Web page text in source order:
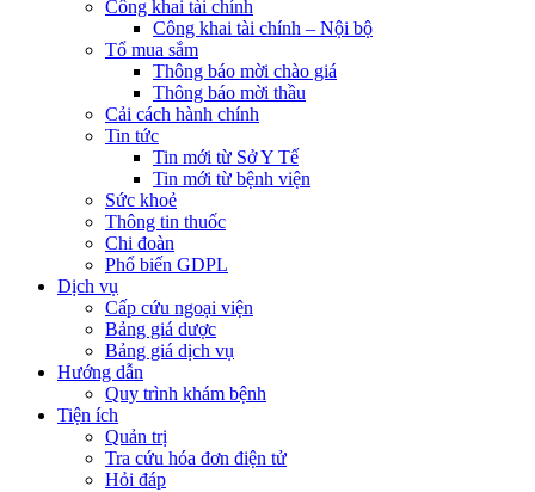
Công khai tài chính
Công khai tài chính – Nội bộ
Tổ mua sắm
Thông báo mời chào giá
Thông báo mời thầu
Cải cách hành chính
Tin tức
Tin mới từ Sở Y Tế
Tin mới từ bệnh viện
Sức khoẻ
Thông tin thuốc
Chi đoàn
Phổ biến GDPL
Dịch vụ
Cấp cứu ngoại viện
Bảng giá dược
Bảng giá dịch vụ
Hướng dẫn
Quy trình khám bệnh
Tiện ích
Quản trị
Tra cứu hóa đơn điện tử
Hỏi đáp